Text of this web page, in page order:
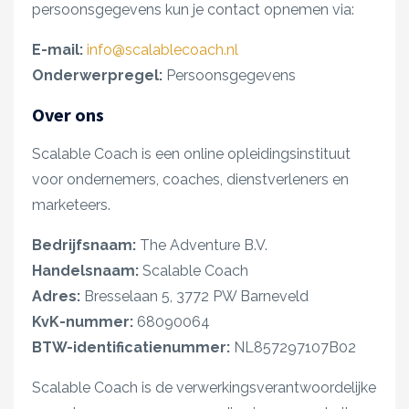
persoonsgegevens kun je contact opnemen via:
E-mail: info@scalablecoach.nl
Onderwerpregel: Persoonsgegevens
Over ons
Scalable Coach is een online opleidingsinstituut
voor ondernemers, coaches, dienstverleners en
marketeers.
Bedrijfsnaam: The Adventure B.V.
Handelsnaam: Scalable Coach
Adres: Bresselaan 5, 3772 PW Barneveld
KvK-nummer: 68090064
BTW-identificatienummer: NL857297107B02
Scalable Coach is de verwerkingsverantwoordelijke